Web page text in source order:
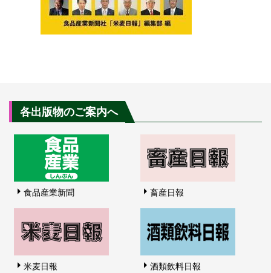
各出版物のご案内へ
食品産業新聞 畜産日報
米麦日報 酒類飲料日報